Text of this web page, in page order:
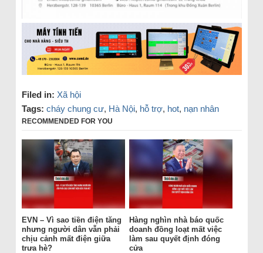
Filed in: Xã hội
Tags: cháy chung cư, Hà Nội, hỗ trợ, hot, nạn nhân
RECOMMENDED FOR YOU
EVN – Vì sao tiền điện tăng
nhưng người dân vẫn phải
chịu cảnh mất điện giữa
trưa hè?
Hàng nghìn nhà báo quốc
doanh đồng loạt mất việc
làm sau quyết định đóng
cửa